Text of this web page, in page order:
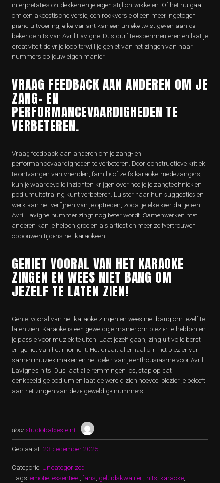
interpretaties ontdekken en je eigen stijl ontwikkelen. Of het nu gaat
om een akoestische versie, een rockversie of een meer ingetogen
piano-uitvoering, elke variant kan een unieke twist geven aan de
bekende hits van Avril Lavigne. Dus durf te experimenteren en laat je
creativiteit de vrije loop terwijl je geniet van het zingen van haar
nummers op jouw eigen manier.
VRAAG FEEDBACK AAN ANDEREN OM JE
ZANG- EN
PERFORMANCEVAARDIGHEDEN TE
VERBETEREN.
Vraag feedback aan anderen om je zang- en
performancevaardigheden te verbeteren. Door constructieve kritiek
te ontvangen van vrienden, familie of zelfs karaoke-medezangers,
kun je waardevolle inzichten krijgen over hoe je je zangtechniek en
podiumuitstraling kunt verbeteren. Luister naar hun suggesties en
werk aan het verfijnen van je optreden, zodat je elke keer dat je een
Avril Lavigne-nummer zingt nog beter wordt. Samenwerken met
anderen kan je helpen groeien als artiest en meer zelfvertrouwen
opbouwen tijdens het karaokeën.
GENIET VOORAL VAN HET KARAOKE
ZINGEN EN WEES NIET BANG OM
JEZELF TE LATEN ZIEN!
Geniet vooral van het karaoke zingen en wees niet bang om jezelf te
laten zien! Karaoke is een geweldige manier om plezier te hebben en
je passie voor muziek te uiten. Laat jezelf gaan, zing uit volle borst
en geniet van het moment. Het draait allemaal om het plezier van
samen muziek maken en het delen van je enthousiasme voor Avril
Lavigne’s hits. Dus laat alle remmingen los, stap op dat
denkbeeldige podium en laat de wereld zien hoeveel plezier je beleeft
aan het zingen van deze geweldige nummers!
doorstudiobaldesteinit
Geplaatst: 23 december 2025
Categorie: Uncategorized
Tags: emotie essentieel fans geluidskwaliteit hits karaoke